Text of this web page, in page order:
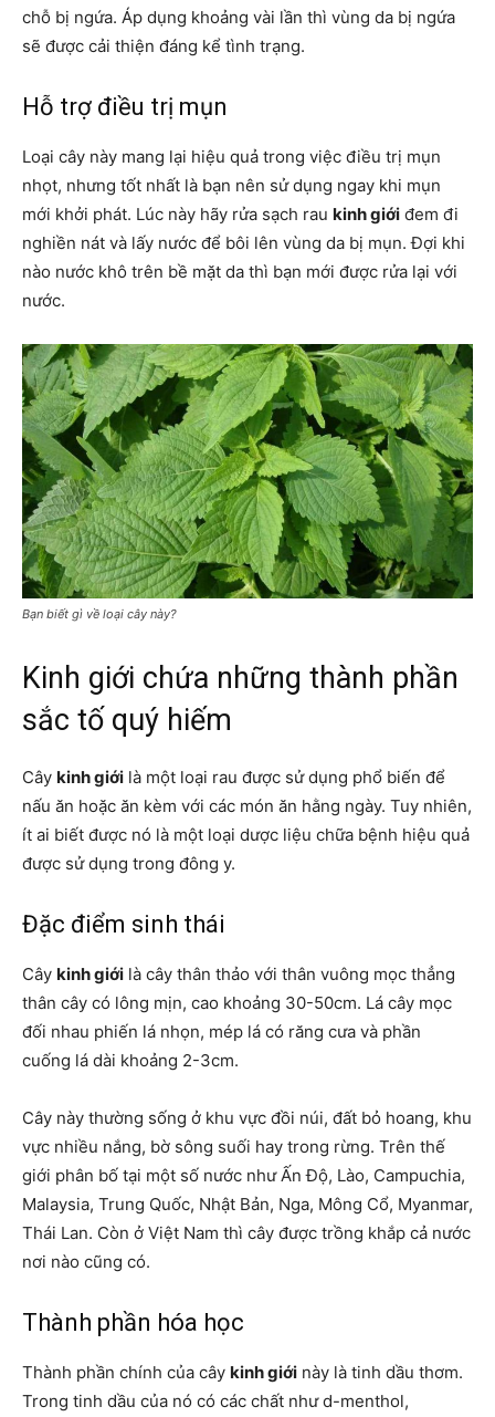
chỗ bị ngứa. Áp dụng khoảng vài lần thì vùng da bị ngứa
sẽ được cải thiện đáng kể tình trạng.
Hỗ trợ điều trị mụn
Loại cây này mang lại hiệu quả trong việc điều trị mụn
nhọt, nhưng tốt nhất là bạn nên sử dụng ngay khi mụn
mới khởi phát. Lúc này hãy rửa sạch rau kinh giới đem đi
nghiền nát và lấy nước để bôi lên vùng da bị mụn. Đợi khi
nào nước khô trên bề mặt da thì bạn mới được rửa lại với
nước.
Bạn biết gì về loại cây này?
Kinh giới chứa những thành phần
sắc tố quý hiếm
Cây kinh giới là một loại rau được sử dụng phổ biến để
nấu ăn hoặc ăn kèm với các món ăn hằng ngày. Tuy nhiên,
ít ai biết được nó là một loại dược liệu chữa bệnh hiệu quả
được sử dụng trong đông y.
Đặc điểm sinh thái
Cây kinh giới là cây thân thảo với thân vuông mọc thẳng
thân cây có lông mịn, cao khoảng 30-50cm. Lá cây mọc
đối nhau phiến lá nhọn, mép lá có răng cưa và phần
cuống lá dài khoảng 2-3cm.
Cây này thường sống ở khu vực đồi núi, đất bỏ hoang, khu
vực nhiều nắng, bờ sông suối hay trong rừng. Trên thế
giới phân bố tại một số nước như Ấn Độ, Lào, Campuchia,
Malaysia, Trung Quốc, Nhật Bản, Nga, Mông Cổ, Myanmar,
Thái Lan. Còn ở Việt Nam thì cây được trồng khắp cả nước
nơi nào cũng có.
Thành phần hóa học
Thành phần chính của cây kinh giới này là tinh dầu thơm.
Trong tinh dầu của nó có các chất như d-menthol,